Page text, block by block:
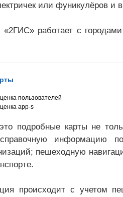
или фуникулёров
работает с
пользователей
app-s
подробные карты не
информацию
пешеходную
происходит с учетом